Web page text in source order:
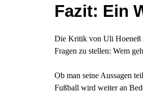
Fazit: Ein
Die Kritik von Uli Hoeneß
Fragen zu stellen: Wem
Ob man seine Aussagen
Fußball wird weiter an